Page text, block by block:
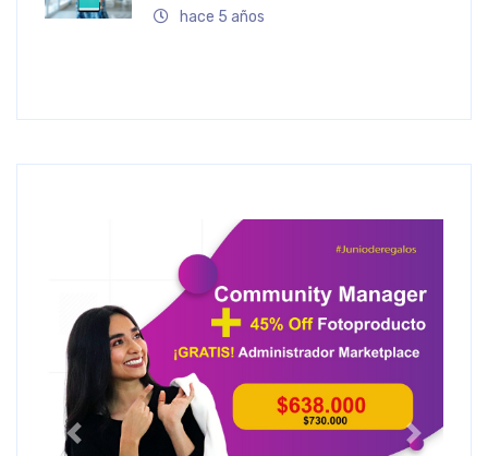
hace 5 años
Anterior Siguiente